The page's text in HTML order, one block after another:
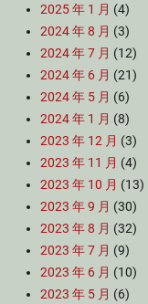
2025 年 1 月 (4)
2024 年 8 月 (3)
2024 年 7 月 (12)
2024 年 6 月 (21)
2024 年 5 月 (6)
2024 年 1 月 (8)
2023 年 12 月 (3)
2023 年 11 月 (4)
2023 年 10 月 (13)
2023 年 9 月 (30)
2023 年 8 月 (32)
2023 年 7 月 (9)
2023 年 6 月 (10)
2023 年 5 月 (6)